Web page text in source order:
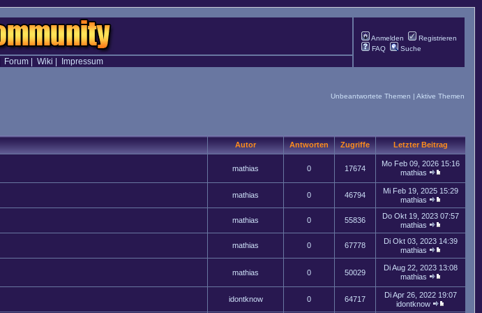
Anmelden
Registrieren
FAQ
Suche
Forum| Wiki Impressum
Unbeantwortete Themen | Aktive Themen
Autor Antworten Zugriffe Letzter Beitrag
mathias 0 17674
Mo Feb 09, 2026 15:16
mathias
mathias 0 46794
Mi Feb 19, 2025 15:29
mathias
mathias 0 55836
Do Okt 19, 2023 07:57
mathias
mathias 0 67778
Di Okt 03, 2023 14:39
mathias
mathias 0 50029
Di Aug 22, 2023 13:08
mathias
idontknow 0 64717
Di Apr 26, 2022 19:07
idontknow